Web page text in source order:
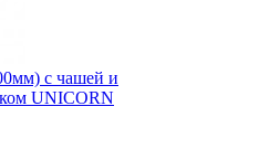
с чашей и
UNICORN